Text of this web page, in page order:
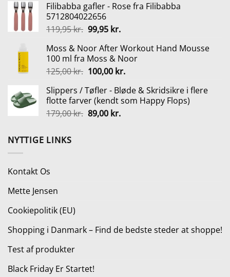
pris
var:
1.499,00 kr..
pris
Filibabba gafler - Rose fra Filibabba
5712804022656
119,95kr. Den
pris
var:
119,95 kr..
99,95 kr.Den
pris
er:
99,95 kr..
Moss & Noor After Workout Hand Mousse
100 ml fra Moss & Noor
125,00kr. Den
pris
var:
125,00 kr..
100,00 kr.Den
pris
er:
Slippers / Tøfler - Bløde & Skridsikre i flere
flotte farver (kendt som Happy Flops)
179,00kr. Den
89,00 kr.Den
NYTTIGE LINKS
Kontakt Os
Mette Jensen
Cookiepolitik (EU)
Shopping i Danmark – Find de bedste steder at shoppe!
Test af produkter
Black Friday Er Startet!